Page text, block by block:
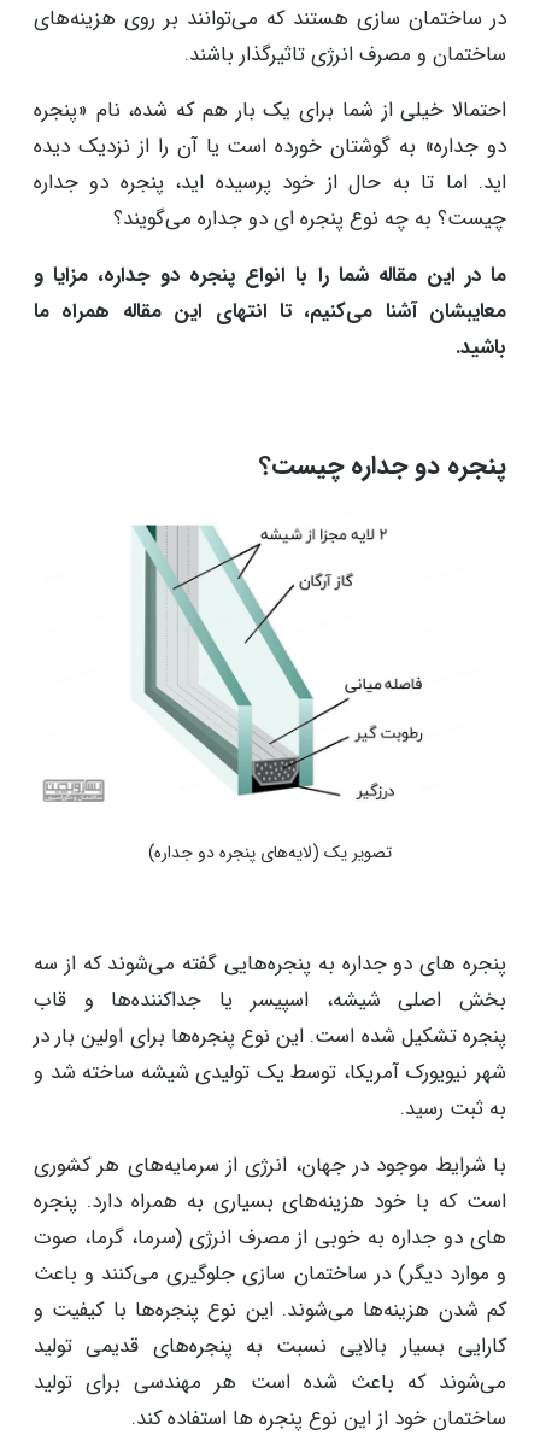
در ساختمان سازی هستند که می‌توانند بر روی هزینه‌های
ساختمان و مصرف انرژی تاثیرگذار باشند.
احتمالا خیلی از شما برای یک‌ بار هم که شده، نام «پنجره
دو جداره» به گوشتان خورده است یا آن را از نزدیک دیده‌
اید. اما تا به حال از خود پرسیده ‌اید، پنجره دو جداره
چیست؟ به چه نوع پنجره ای دو جداره می‌گویند؟
ما در این مقاله شما را با انواع پنجره دو جداره، مزایا و
معایبشان آشنا می‌کنیم، تا انتهای این مقاله همراه ما
باشید.
پنجره دو جداره چیست؟
تصویر یک (لایه‌های پنجره دو جداره)
پنجره های دو جداره به پنجره‌هایی گفته می‌شوند که از سه
بخش اصلی شیشه، اسپیسر یا جداکننده‌ها و قاب
پنجره تشکیل شده ‌است. این نوع پنجره‌ها برای اولین بار در
شهر نیویورک آمریکا، توسط یک تولیدی شیشه ساخته شد و
به ثبت رسید.
با شرایط موجود در جهان، انرژی از سرمایه‌های هر کشوری
است که با خود هزینه‌های بسیاری به‌ همراه دارد. پنجره
های دو جداره به خوبی از مصرف انرژی (سرما، گرما، صوت
و موارد دیگر) در ساختمان سازی جلوگیری می‌کنند و باعث
کم شدن هزینه‌ها می‌شوند. این نوع پنجره‌ها با کیفیت و
کارایی بسیار بالایی نسبت به پنجره‌های قدیمی تولید
می‌شوند که باعث شده است هر مهندسی برای تولید
ساختمان خود از این نوع پنجره‌ ها استفاده کند.